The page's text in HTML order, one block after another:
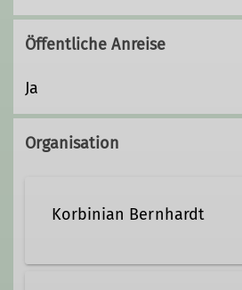
Öffentliche Anreise
Ja
Organisation
Korbinian Bernhardt